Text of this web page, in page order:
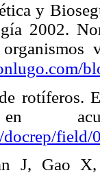
y
2002.
rotíferos.
en
field/
J, Gao X,